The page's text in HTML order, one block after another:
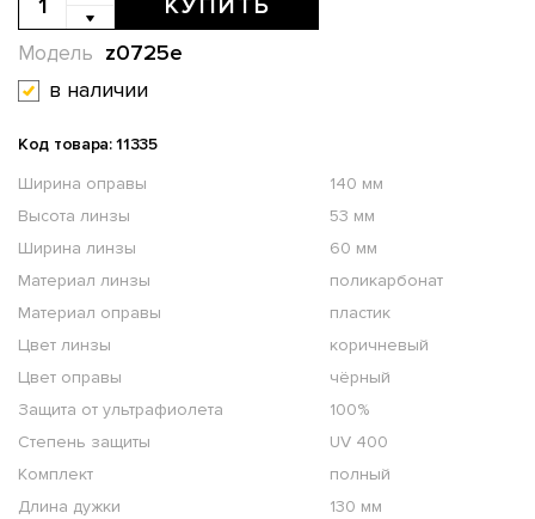
КУПИТЬ
z0725e
Модель
в наличии
Код товара: 11335
Ширина оправы
140 мм
Высота линзы
53 мм
Ширина линзы
60 мм
Материал линзы
поликарбонат
Материал оправы
пластик
Цвет линзы
коричневый
Цвет оправы
чёрный
Защита от ультрафиолета
100%
Степень защиты
UV 400
Комплект
полный
Длина дужки
130 мм